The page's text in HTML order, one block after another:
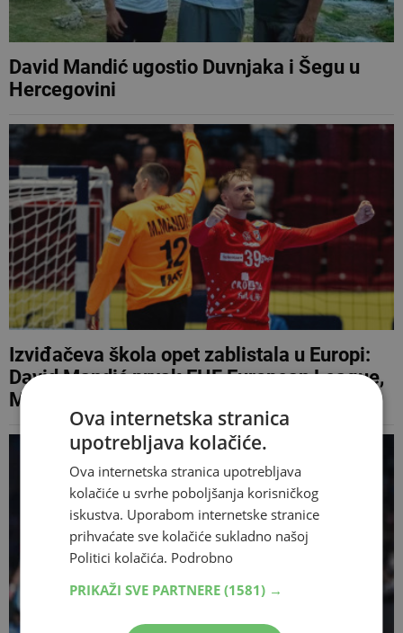
David Mandić ugostio Duvnjaka i Šegu u
Hercegovini
Izviđačeva škola opet zablistala u Europi:
David Mandić prvak EHF European League,
Matej Mandić treći u Ligi prvaka
Ova internetska stranica
upotrebljava kolačiće.
Ova internetska stranica upotrebljava
kolačiće u svrhe poboljšanja korisničkog
iskustva. Uporabom internetske stranice
prihvaćate sve kolačiće sukladno našoj
Politici kolačića. Podrobno
PRIKAŽI SVE PARTNERE (1581) →